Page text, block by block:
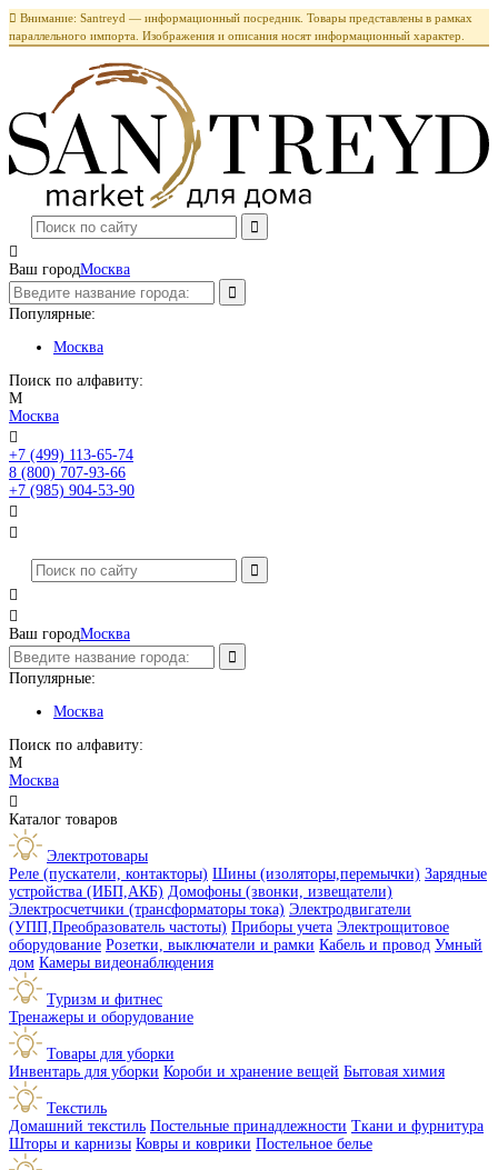
 Внимание: Santreyd — информационный посредник. Товары представлены в рамках
параллельного импорта. Изображения и описания носят информационный характер.

Ваш городМосква
Популярные:
Москва
Поиск по алфавиту:
М
Москва

+7 (499) 113-65-74
8 (800) 707-93-66
+7 (985) 904-53-90




Ваш городМосква
Популярные:
Москва
Поиск по алфавиту:
М
Москва

Каталог товаров
Электротовары
Реле (пускатели, контакторы) Шины (изоляторы,перемычки) Зарядные
устройства (ИБП,АКБ) Домофоны (звонки, извещатели)
Электросчетчики (трансформаторы тока) Электродвигатели
(УПП,Преобразователь частоты) Приборы учета Электрощитовое
оборудование Розетки, выключатели и рамки Кабель и провод Умный
дом Камеры видеонаблюдения
Туризм и фитнес
Тренажеры и оборудование
Товары для уборки
Инвентарь для уборки Короби и хранение вещей Бытовая химия
Текстиль
Домашний текстиль Постельные принадлежности Ткани и фурнитура
Шторы и карнизы Ковры и коврики Постельное белье